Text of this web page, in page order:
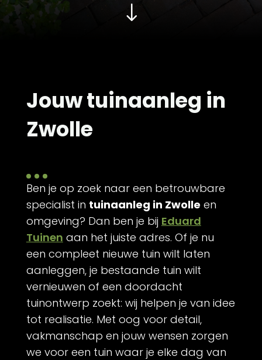
"
Jouw tuinaanleg in
Zwolle
Ben je op zoek naar een betrouwbare
specialist in tuinaanleg in Zwolle en
omgeving? Dan ben je bij Eduard
Tuinen aan het juiste adres. Of je nu
een compleet nieuwe tuin wilt laten
aanleggen, je bestaande tuin wilt
vernieuwen of een doordacht
tuinontwerp zoekt: wij helpen je van idee
tot realisatie. Met oog voor detail,
vakmanschap en jouw wensen zorgen
we voor een tuin waar je elke dag van